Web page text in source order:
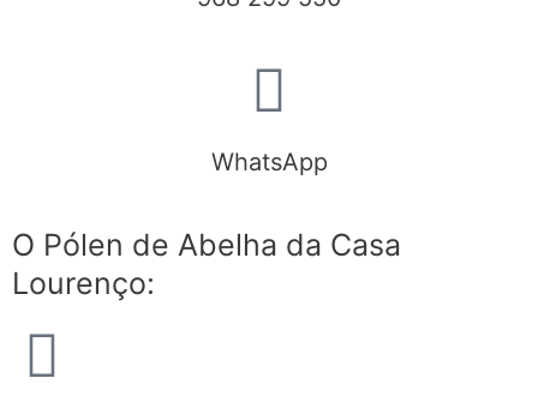
WhatsApp
O Pólen de Abelha da Casa
Lourenço: